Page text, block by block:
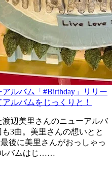
ルバム「#Birthday」リリー
ルバムをじっくりと！
辺美里さんのニューアルバ
3曲。美里さんの想いとと
後に美里さんがおっしゃっ
ルバムはじ……